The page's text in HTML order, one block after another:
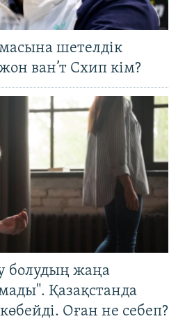
шетелдік
ван’т Схип кім?
болудың жаңа
Қазақстанда
Оған не себеп?